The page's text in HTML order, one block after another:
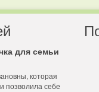
для семьи
которая
позволила себе